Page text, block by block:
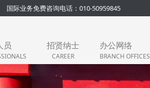
国际业务免费咨询电话：010-50959845
员 招贤纳士
CAREER
办公网络
BRANCH OFFICES